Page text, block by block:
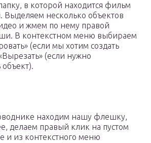
в которой находится фильм
несколько объектов
и жмем по нему правой
В контекстном меню выбираем
(если мы хотим создать
(если нужно
объект).
находим нашу флешку,
делаем правый клик на пустом
и из контекстного меню